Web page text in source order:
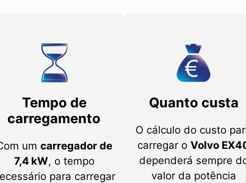
Tempo de
carregamento
um carregador de
7,4 kW, o tempo
para carregar
Quanto custa
O cálculo do custo
carregar oVolvo
dependerá sempre
valor da potência